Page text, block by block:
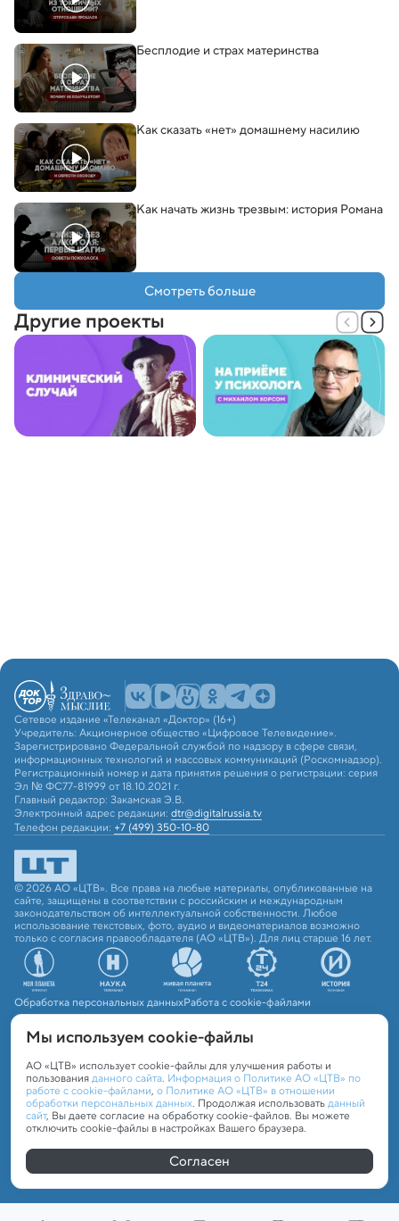
Бесплодие и страх материнства
Как сказать«нет» домашнему насилию
Как начать жизнь трезвым: история Романа
Смотреть больше
Другие проекты
Сетевое издание «Телеканал «Доктор» (16+)
Учредитель: Акционерное общество «Цифровое Телевидение».
Зарегистрировано Федеральной службой по надзору в сфере связи,
информационных технологий и массовых коммуникаций (Роскомнадзор).
Регистрационный номер и дата принятия решения о регистрации: серия
Эл № ФС77-81999 от 18.10.2021 г.
Главный редактор: Закамская Э.В.
Электронный адрес редакции: dtr@digitalrussia.tv
Телефон редакции: +7 (499) 350-10-80
© 2026 АО «ЦТВ». Все права на любые материалы, опубликованные на
сайте, защищены в соответствии с российским и международным
законодательством об интеллектуальной собственности. Любое
использование текстовых, фото, аудио и видеоматериалов возможно
только с согласия правообладателя (АО «ЦТВ»). Для лиц старше 16 лет.
Обработка персональных данныхРабота с cookie-файлами
Мы используем сookie-файлы
АО «ЦТВ» использует cookie-файлы для улучшения работы и
пользованияданного сайта. Информация о Политике АО «ЦТВ» по
работе с cookie-файлами, о Политике АО «ЦТВ» в отношении
обработки персональных данных. Продолжая использоватьданный
сайт, Вы даете согласие на обработку cookie-файлов. Вы можете
отключить cookie-файлы в настройках Вашего браузера.
Согласен